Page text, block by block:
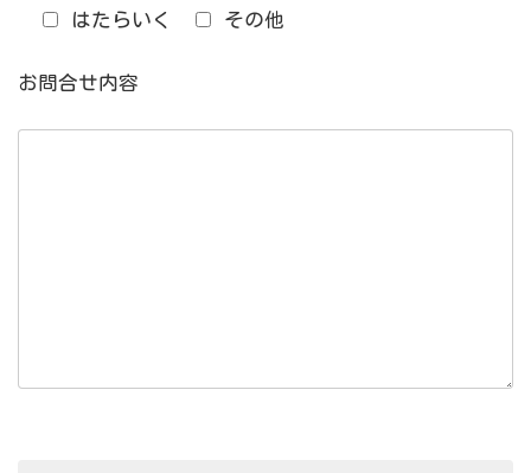
はたらいく
その他
お問合せ内容